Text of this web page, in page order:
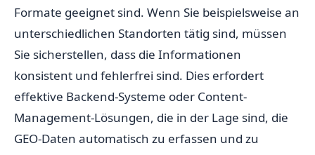
Formate geeignet sind. Wenn Sie beispielsweise an
unterschiedlichen Standorten tätig sind, müssen
Sie sicherstellen, dass die Informationen
konsistent und fehlerfrei sind. Dies erfordert
effektive Backend-Systeme oder Content-
Management-Lösungen, die in der Lage sind, die
GEO-Daten automatisch zu erfassen und zu